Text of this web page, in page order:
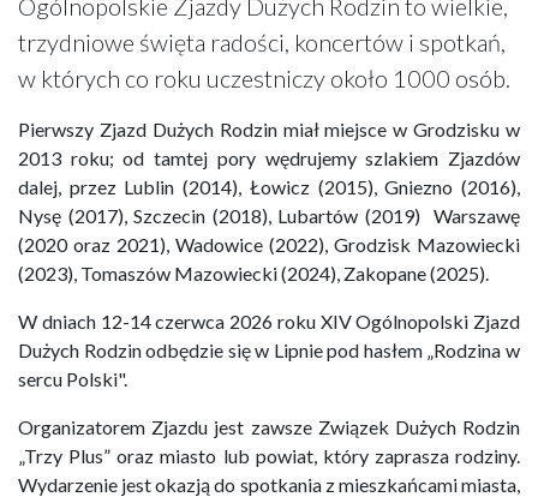
Ogólnopolskie Zjazdy Dużych Rodzin to wielkie,
trzydniowe święta radości, koncertów i spotkań,
w których co roku uczestniczy około 1000 osób.
Pierwszy Zjazd Dużych Rodzin miał miejsce w Grodzisku w
2013 roku; od tamtej pory wędrujemy szlakiem Zjazdów
dalej, przez Lublin (2014), Łowicz (2015), Gniezno (2016),
Nysę (2017), Szczecin (2018), Lubartów (2019) Warszawę
(2020 oraz 2021), Wadowice (2022), Grodzisk Mazowiecki
(2023), Tomaszów Mazowiecki (2024), Zakopane (2025).
W dniach 12-14 czerwca 2026 roku XIV Ogólnopolski Zjazd
Dużych Rodzin odbędzie się w Lipnie pod hasłem „Rodzina w
sercu Polski".
Organizatorem Zjazdu jest zawsze Związek Dużych Rodzin
„Trzy Plus” oraz miasto lub powiat, który zaprasza rodziny.
Wydarzenie jest okazją do spotkania z mieszkańcami miasta,